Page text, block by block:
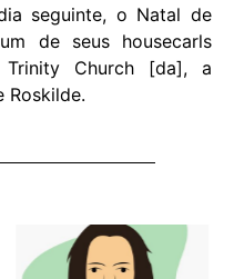
seguinte, o Natal de
de seus housecarls
Church [da], a
Roskilde.